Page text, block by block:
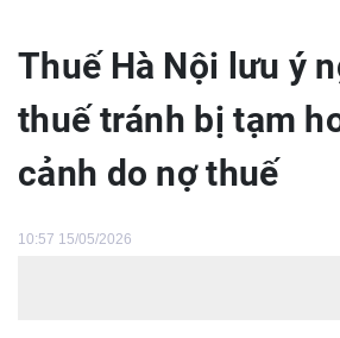
Thuế Hà Nội lưu ý
thuế tránh bị tạm
cảnh do nợ thuế
10:57 15/05/2026